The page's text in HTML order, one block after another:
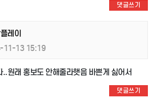
댓글쓰기
레이
13 15:19
..원래 홍보도 안해줄라햇음 바쁜게 싫어서
댓글쓰기